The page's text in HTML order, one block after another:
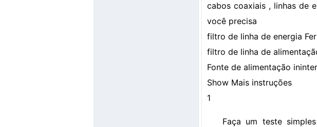
cabos coaxiais , linhas de
você precisa
filtro de linha de energia
filtro de linha de
Fonte de alimentação
Show Mais instruções
1
Faça um teste